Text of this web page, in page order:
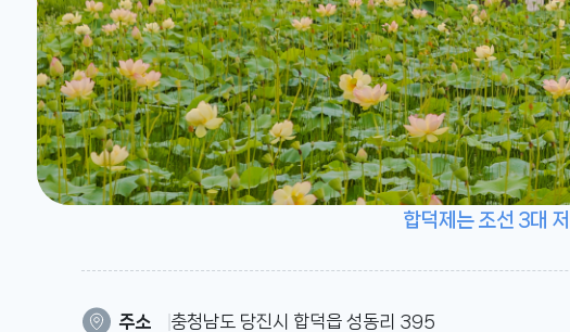
주소
충청남도 당진시 합덕읍 성동리 395
합덕제는 조선 3대